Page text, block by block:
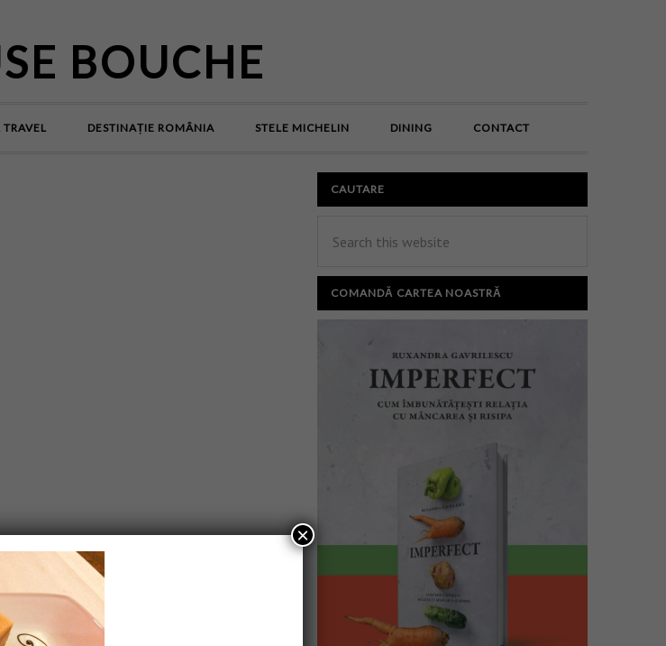
BOUCHE
TRAVEL DESTINAȚIE ROMÂNIA STELE MICHELIN DINING CONTACT
CAUTARE
COMANDĂ CARTEA NOASTRĂ
×